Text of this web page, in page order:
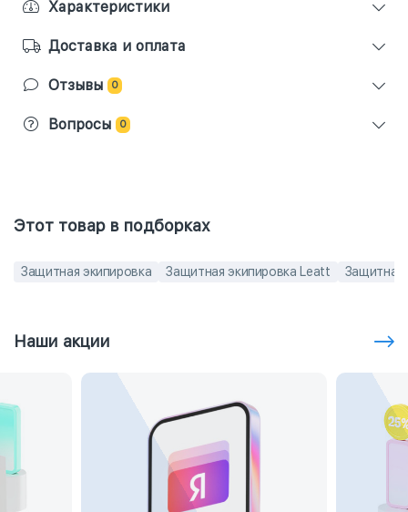
Характеристики
Доставка и оплата
Отзывы 0
Вопросы 0
Этот товар в подборках
Защитная экипировка Защитная экипировка Leatt Защитная
Наши акции